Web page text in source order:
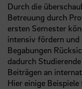
Durch die
Betreuung durch
ersten Semester
intensiv fördern und
Begabungen
dadurch
Beiträgen an
Hier einige